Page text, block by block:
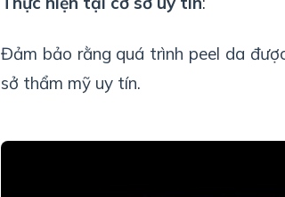
Đảm bảo rằng quá trình peel da
sở thẩm mỹ uy tín.